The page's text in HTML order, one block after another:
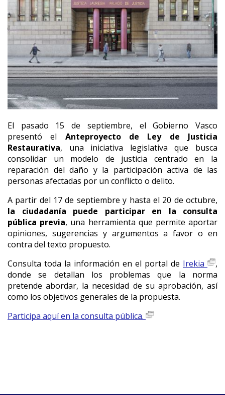
El pasado 15 de septiembre, el Gobierno Vasco
presentó el Anteproyecto de Ley de Justicia
Restaurativa, una iniciativa legislativa que busca
consolidar un modelo de justicia centrado en la
reparación del daño y la participación activa de las
personas afectadas por un conflicto o delito.
A partir del 17 de septiembre y hasta el 20 de octubre,
la ciudadanía puede participar en la consulta
pública previa, una herramienta que permite aportar
opiniones, sugerencias y argumentos a favor o en
contra del texto propuesto.
Consulta toda la información en el portal de Irekia
,
donde se detallan los problemas que la norma
pretende abordar, la necesidad de su aprobación, así
como los objetivos generales de la propuesta.
Participa aquí en la consulta pública.